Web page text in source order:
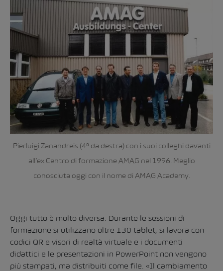
Pierluigi Zanandreis (4° da destra) con i suoi colleghi davanti
all’ex Centro di formazione AMAG nel 1996. Meglio
conosciuta oggi con il nome di AMAG Academy.
Oggi tutto è molto diversa. Durante le sessioni di
formazione si utilizzano oltre 130 tablet, si lavora con
codici QR e visori di realtà virtuale e i documenti
didattici e le presentazioni in PowerPoint non vengono
più stampati, ma distribuiti come file. «Il cambiamento